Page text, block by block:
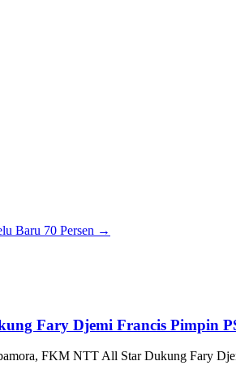
Baru 70 Persen →
Fary Djemi Francis Pimpin
FKM NTT All Star Dukung Fary